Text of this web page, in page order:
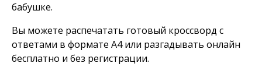
бабушке.
Вы можете распечатать готовый кроссворд с
ответами в формате А4 или разгадывать онлайн
бесплатно и без регистрации.